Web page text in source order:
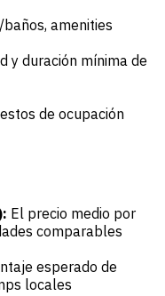
amenities
y duración mínima de
de ocupación
El precio medio por
comparables
esperado de
locales